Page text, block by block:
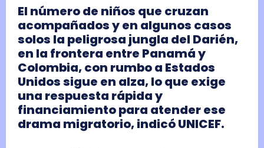
El número de niños que cruzan
acompañados y en algunos casos
solos la peligrosa jungla del Darién,
en la frontera entre Panamá y
Colombia, con rumbo a Estados
Unidos sigue en alza, lo que exige
una respuesta rápida y
financiamiento para atender ese
drama migratorio, indicó UNICEF.